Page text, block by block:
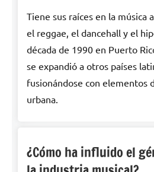
Tiene sus raíces en la música
el reggae, el dancehall y el
década de 1990 en Puerto
se expandió a otros países
fusionándose con elementos
urbana.
¿Cómo ha influido el